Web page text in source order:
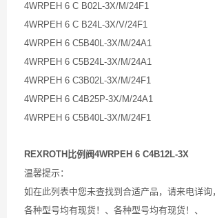
4WRPEH 6 C B02L-3X/M/24F1
4WRPEH 6 C B24L-3X/V/24F1
4WRPEH 6 C5B40L-3X/M/24A1
4WRPEH 6 C5B24L-3X/M/24A1
4WRPEH 6 C3B02L-3X/M/24F1
4WRPEH 6 C4B25P-3X/M/24A1
4WRPEH 6 C5B40L-3X/M/24F1
REXROTH比例阀4WRPEH 6 C4B12L-3X
温馨提示：
如在此列表中您未查找到合适产品，请来电详询
各种型号均有现货！、各种型号均有现货！、